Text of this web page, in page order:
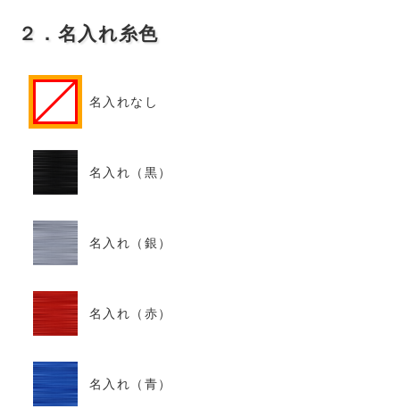
２．名入れ糸色
名入れなし
名入れ（黒）
名入れ（銀）
名入れ（赤）
名入れ（青）